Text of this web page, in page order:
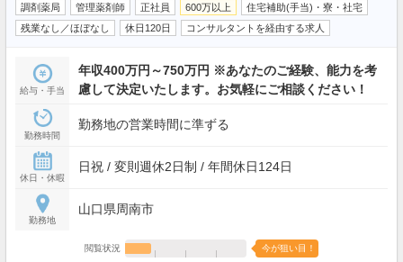
調剤薬局 管理薬剤師 正社員 600万以上
住宅補助(手当)・寮・社宅
残業なし／ほぼなし
休日120日 コンサルタントを経由する求人
給与・手当
年収400万円～750万円 ※あなたのご経験、能力を考
慮して決定いたします。お気軽にご相談ください！
勤務時間
勤務地の営業時間に準ずる
休日・休暇
日祝 / 変則週休2日制 / 年間休日124日
勤務地
山口県周南市
閲覧状況 今が狙い目！